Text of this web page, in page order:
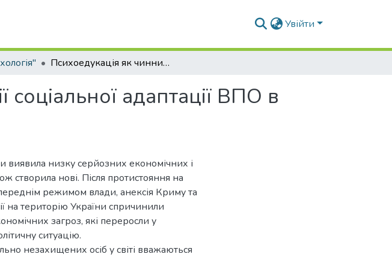
Увійти
Психоедукація як чинник оптимізції соціальної адаптації ВПО в Україні
соціальної адаптації ВПО в
виявила низку серйозних економічних і
створила нові. Після протистояння на
режимом влади, анексія Криму та
на територію України спричинили
загроз, які переросли у
ситуацію.
незахищених осіб у світі вважаються